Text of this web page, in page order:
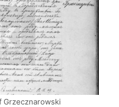
Grzecznarowski